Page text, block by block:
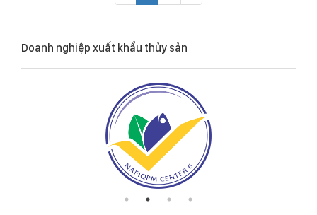
Doanh nghiệp xuất khẩu thủy sản